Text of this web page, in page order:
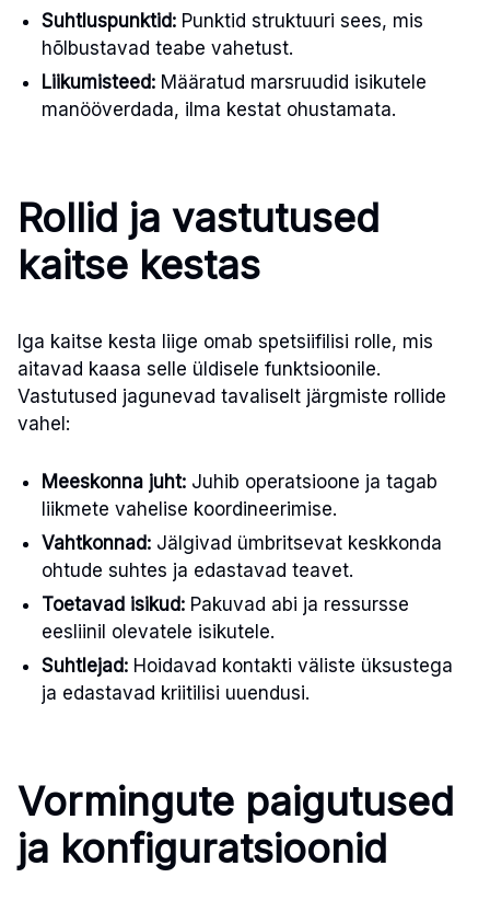
Suhtluspunktid: Punktid struktuuri sees, mis
hõlbustavad teabe vahetust.
Liikumisteed: Määratud marsruudid isikutele
manööverdada, ilma kestat ohustamata.
Rollid ja vastutused
kaitse kestas
Iga kaitse kesta liige omab spetsiifilisi rolle, mis
aitavad kaasa selle üldisele funktsioonile.
Vastutused jagunevad tavaliselt järgmiste rollide
vahel:
Meeskonna juht: Juhib operatsioone ja tagab
liikmete vahelise koordineerimise.
Vahtkonnad: Jälgivad ümbritsevat keskkonda
ohtude suhtes ja edastavad teavet.
Toetavad isikud: Pakuvad abi ja ressursse
eesliinil olevatele isikutele.
Suhtlejad: Hoidavad kontakti väliste üksustega
ja edastavad kriitilisi uuendusi.
Vormingute paigutused
ja konfiguratsioonid